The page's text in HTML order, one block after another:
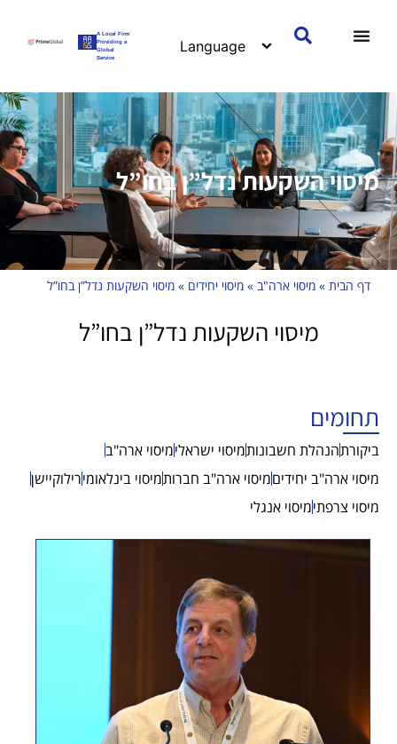
A Local Firm
Providing a
Global
Service
מיסוי השקעות נדל”ן בחו”ל
דף הבית » מיסוי ארה"ב » מיסוי יחידים » מיסוי השקעות נדל”ן בחו”ל
מיסוי השקעות נדל”ן בחו”ל
תחומים
ביקורתהנהלת חשבונותמיסוי ישראלימיסוי ארה"ב
מיסוי ארה"ב יחידיםמיסוי ארה"ב חברותמיסוי בינלאומירילוקיישן
מיסוי צרפתימיסוי אנגלי